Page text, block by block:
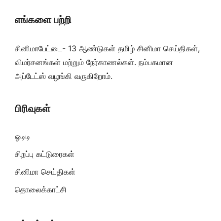
எங்களை பற்றி
சினிமாபேட்டை- 13 ஆண்டுகள் தமிழ் சினிமா செய்திகள்,
விமர்சனங்கள் மற்றும் நேர்காணல்கள். நம்பகமான
அப்டேட்ஸ் வழங்கி வருகிறோம்.
பிரிவுகள்
ஓடிடி
சிறப்பு கட்டுரைகள்
சினிமா செய்திகள்
தொலைக்காட்சி